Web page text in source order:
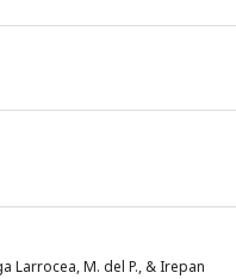
Larrocea, M. del P., & Irepan